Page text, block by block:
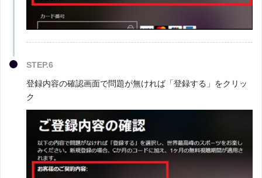
STEP.6
登録内容の確認画面で問題が無ければ「登録する」をクリッ
ク